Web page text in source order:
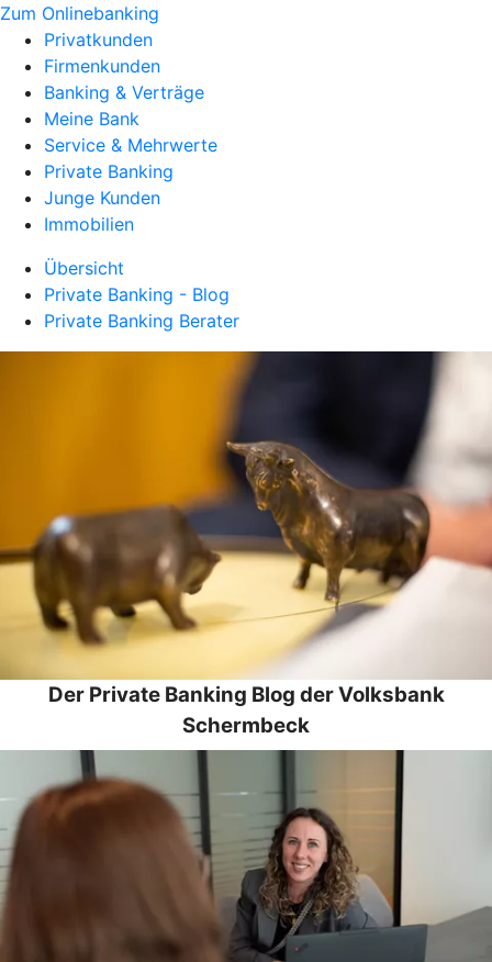
Zum Onlinebanking
Privatkunden
Firmenkunden
Banking & Verträge
Meine Bank
Service & Mehrwerte
Private Banking
Junge Kunden
Immobilien
Übersicht
Private Banking - Blog
Private Banking Berater
Der Private Banking Blog der Volksbank
Schermbeck